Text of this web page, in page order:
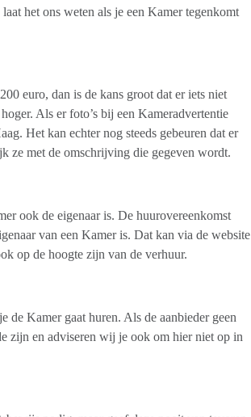
het ons weten als je een Kamer tegenkomt
euro, dan is de kans groot dat er iets niet
Als er foto’s bij een Kameradvertentie
Het kan echter nog steeds gebeuren dat er
ze met de omschrijving die gegeven wordt.
ook de eigenaar is. De huurovereenkomst
van een Kamer is. Dat kan via de website
op de hoogte zijn van de verhuur.
de Kamer gaat huren. Als de aanbieder geen
zijn en adviseren wij je ook om hier niet op in